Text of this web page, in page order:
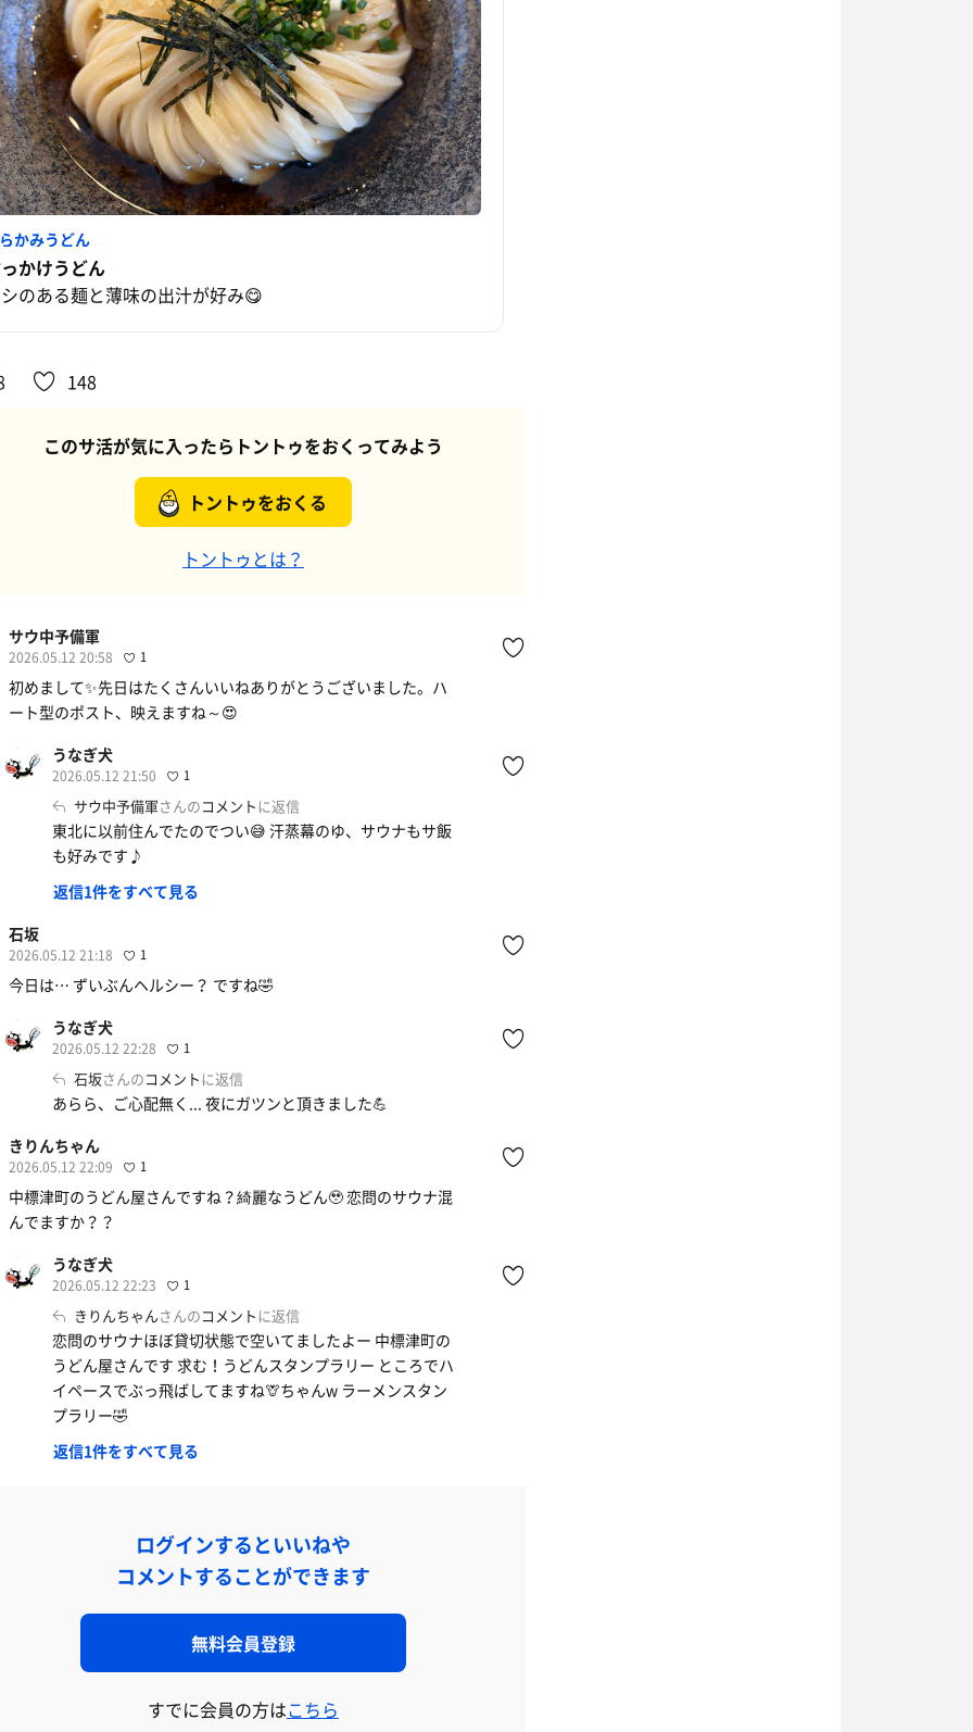
かみうどん
かけうどん
のある麺と薄味の出汁が好み😋
148
このサ活が気に入ったらトントゥをおくってみよう
トントゥをおくる
トントゥとは？
サウ中予備軍
2026.05.12 20:58 1
初めまして✨先日はたくさんいいねありがとうございました。ハ
ート型のポスト、映えますね～😍
うなぎ犬
2026.05.12 21:50 1
サウ中予備軍さんのコメントに返信
東北に以前住んでたのでつい😅 汗蒸幕のゆ、サウナもサ飯
も好みです♪
返信1件をすべて見る
石坂
2026.05.12 21:18 1
今日は… ずいぶんヘルシー？ ですね🤣
うなぎ犬
2026.05.12 22:28 1
石坂さんのコメントに返信
あらら、ご心配無く... 夜にガツンと頂きました💪
きりんちゃん
2026.05.12 22:09 1
中標津町のうどん屋さんですね？綺麗なうどん🥹 恋問のサウナ混
んでますか？？
うなぎ犬
2026.05.12 22:23 1
きりんちゃんさんのコメントに返信
恋問のサウナほぼ貸切状態で空いてましたよー 中標津町の
うどん屋さんです 求む！うどんスタンプラリー ところでハ
イペースでぶっ飛ばしてますね🦒ちゃんw ラーメンスタン
プラリー🤣
返信1件をすべて見る
ログインするといいねや
コメントすることができます
無料会員登録
すでに会員の方はこちら